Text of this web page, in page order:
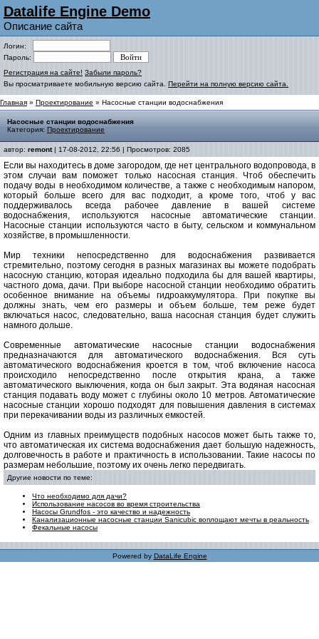
Datalife Engine Demo
Описание сайта
Логин:
Пароль:
Регистрация на сайте! Забыли пароль?
Вы просматриваете мобильную версию сайта. Перейти на полную версию сайта.
Главная » Проектирование » Насосные станции водоснабжения
Насосные станции водоснабжения
Категория: Проектирование
автор: remont| 17-08-2012, 22:56 | Просмотров: 2085
Если вы находитесь в доме загородом, где нет центрального водопровода, в
этом случаи вам поможет только насосная станция. Чтоб обеспечить
подачу воды в необходимом количестве, а также с необходимым напором,
который больше всего для вас подходит, а кроме того, чтоб у вас
поддерживалось всегда рабочее давление в вашей системе
водоснабжения, используются насосные автоматические станции.
Насосные станции используются часто в быту, сельском и коммунальном
хозяйстве, в промышленности.
Мир техники непосредственно для водоснабжения развивается
стремительно, поэтому сегодня в разных магазинах вы можете подобрать
насосную станцию, которая идеально подходила бы для вашей квартиры,
частного дома, дачи. При выборе насосной станции необходимо обратить
особенное внимание на объемы гидроаккумулятора. При покупке вы
должны знать, чем его размеры и объем больше, тем реже будет
включаться насос, следовательно, ваша насосная станция будет служить
намного дольше.
Современные автоматические насосные станции водоснабжения
предназначаются для автоматического водоснабжения. Вся суть
автоматического водоснабжения кроется в том, чтоб включение насоса
происходило непосредственно после открытия крана, а также
автоматического выключения, когда он был закрыт. Эта водяная насосная
станция подавать воду может с глубины около 10 метров. Автоматические
насосные станции хорошо подходят для повышения давления в системах
при перекачивании воды из различных емкостей.
Одним из главных преимуществ подобных насосов может быть также то,
что автоматическая их система водоснабжения дает большую надежность,
долговечность в работе и практичность в использовании. Такие насосы по
размерам небольшие, поэтому их очень легко передвигать.
Другие новости по теме:
Что необходимо для дачи?
Использование насосов во время строительства
Насосы Grundfos - это качество и надежность
Канализационные насосные станции Sanicubic воплощают мечты в реальность
Фекальные насосы
Powered by DataLife Engine